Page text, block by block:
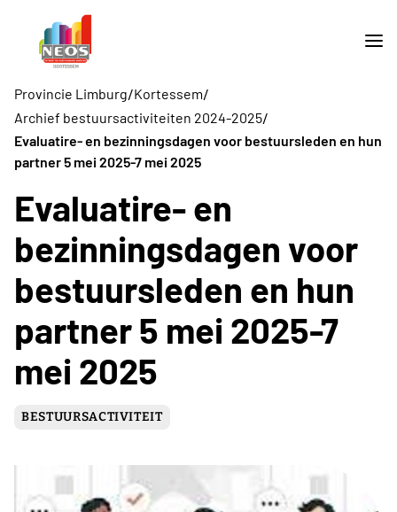
Provincie Limburg/Kortessem/
Archief bestuursactiviteiten 2024-2025/
Evaluatire- en bezinningsdagen voor bestuursleden en hun
partner 5 mei 2025-7 mei 2025
Evaluatire- en
bezinningsdagen voor
bestuursleden en hun
partner 5 mei 2025-7
mei 2025
BESTUURSACTIVITEIT